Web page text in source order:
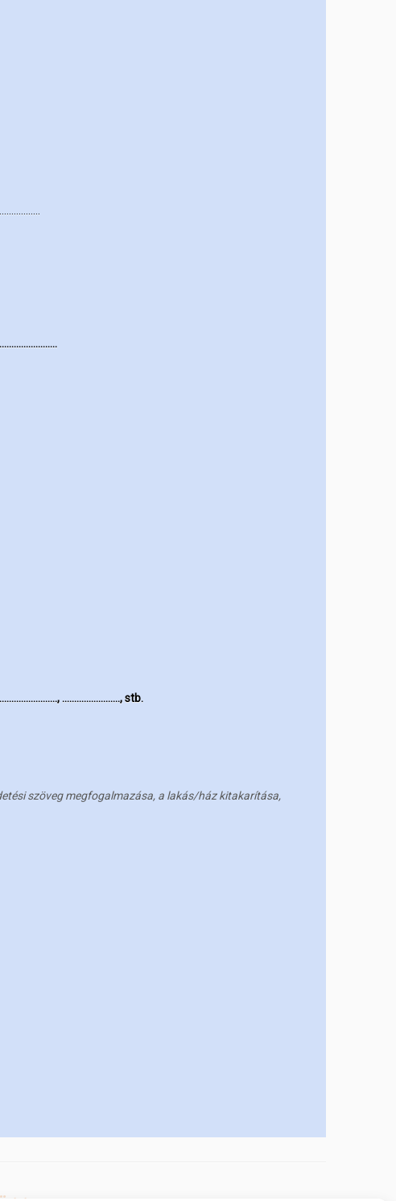
……………………, stb.
szöveg megfogalmazása, a lakás/ház kitakarítása,